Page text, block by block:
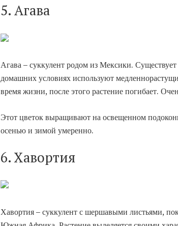
5. Агава
Агава – суккулент родом из Мексики.
домашних условиях используют
время жизни, после этого растение погибает.
Этот цветок выращивают на освещенном
осенью и зимой умеренно.
6. Хавортия
Хавортия – суккулент с шершавыми листьями,